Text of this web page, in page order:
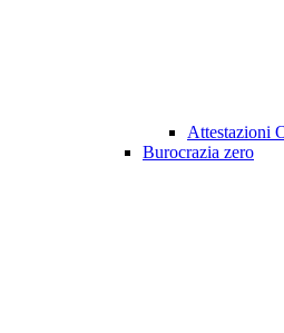
Attestazioni
Burocrazia zero